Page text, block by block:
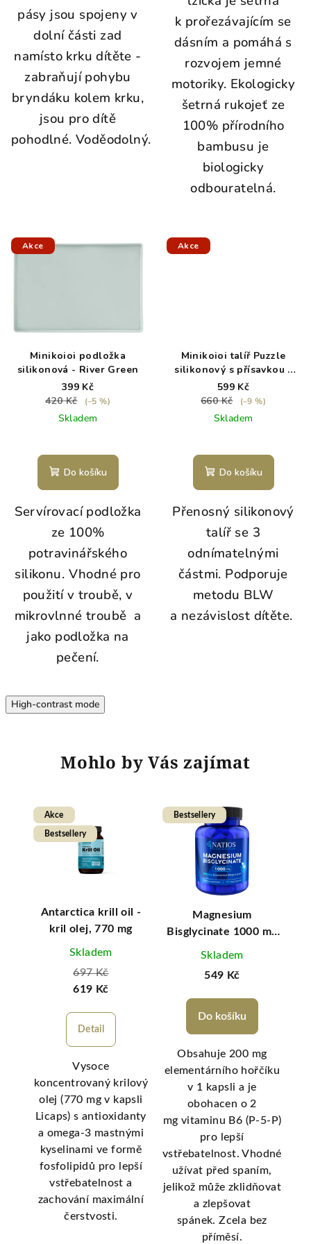
pásy jsou spojeny v
dolní části zad
namísto krku dítěte -
zabraňují pohybu
bryndáku kolem krku,
jsou pro dítě
pohodlné.Voděodolný.
k prořezávajícím se
dásním a pomáhá s
rozvojem jemné
motoriky. Ekologicky
šetrná rukojeť ze
100% přírodního
bambusu je
biologicky
odbouratelná.
Akce
Minikoioi podložka
silikonová - River Green
399 Kč
420 Kč
(–5 %)
Skladem
Do košíku
Servírovací podložka
ze 100%
potravinářského
silikonu. Vhodné pro
použití v troubě, v
mikrovlnné troubě a
jako podložka na
pečení.
Akce
Minikoioi talíř Puzzle
silikonový s přísavkou -
River Green /Grey
599 Kč
660 Kč
(–9 %)
Skladem
Do košíku
Přenosný silikonový
talíř se 3
odnímatelnými
částmi. Podporuje
metodu BLW
a nezávislost dítěte.
High-contrast mode
Mohlo by Vás zajímat
Akce
Bestsellery
Antarctica krill oil -
kril olej, 770 mg
Skladem
697 Kč
619 Kč
Detail
Vysoce
koncentrovaný krilový
olej (770 mg v kapsli
Licaps) s antioxidanty
a omega-3 mastnými
kyselinami ve formě
fosfolipidů pro lepší
vstřebatelnost a
zachování maximální
čerstvosti.
Bestsellery
Magnesium
Bisglycinate 1000 mg
+ B6, 90 veg. kapslí,
Skladem
549 Kč
Do košíku
Obsahuje 200 mg
elementárního hořčíku
v 1 kapsli a je
obohacen o 2
mg vitaminu B6 (P-5-P)
pro lepší
vstřebatelnost. Vhodné
užívat před spaním,
jelikož může zklidňovat
a zlepšovat
spánek. Zcela bez
příměsí.